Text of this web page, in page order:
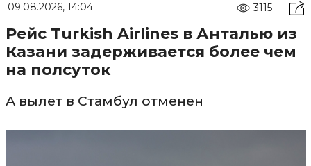
09.08.2026, 14:04 3115
Рейс Turkish Airlines в Анталью из
Казани задерживается более чем
на полсуток
А вылет в Стамбул отменен